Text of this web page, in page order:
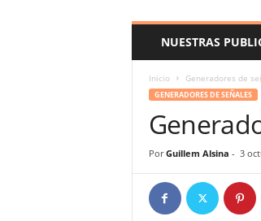
o
NUESTRAS
Inicio Generadores de
GENERADORES DE SEÑALES
Por Guillem Alsina - 3